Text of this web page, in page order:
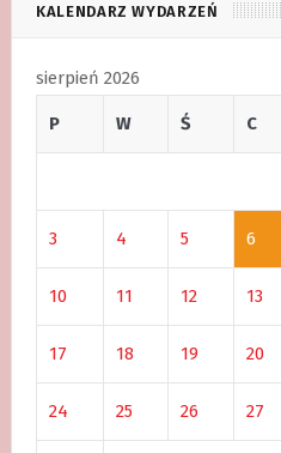
KALENDARZ WYDARZEŃ
sierpień 2026
P W Ś C
3 4 5 6
10 11 12 13
17 18 19 20
24 25 26 27